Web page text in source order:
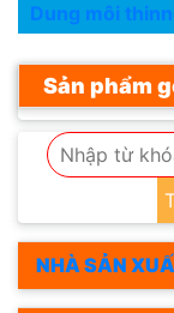
Dung môi
Sản phẩm
NHÀ SẢN